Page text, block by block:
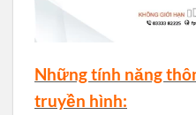
Những tính năng
truyền hình: